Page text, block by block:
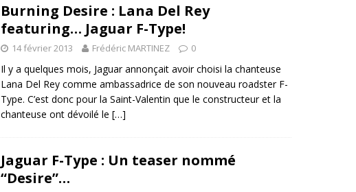
Burning Desire : Lana Del Rey
featuring… Jaguar F-Type!
14 février 2013 Frédéric MARTINEZ 0
Il y a quelques mois, Jaguar annonçait avoir choisi la chanteuse
Lana Del Rey comme ambassadrice de son nouveau roadster F-
Type. C’est donc pour la Saint-Valentin que le constructeur et la
chanteuse ont dévoilé le […]
Jaguar F-Type : Un teaser nommé
“Desire”…